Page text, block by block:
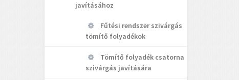
javításához
Fűtési rendszer szivárgás
tömítő folyadékok
Tömítő folyadék csatorna
szivárgás javítására